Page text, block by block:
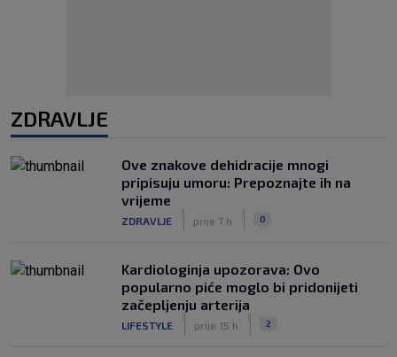
ZDRAVLJE
Ove znakove dehidracije mnogi
pripisuju umoru: Prepoznajte ih na
vrijeme
ZDRAVLJE prije 7 h 0
Kardiologinja upozorava: Ovo
popularno piće moglo bi pridonijeti
začepljenju arterija
LIFESTYLE prije 15 h 2